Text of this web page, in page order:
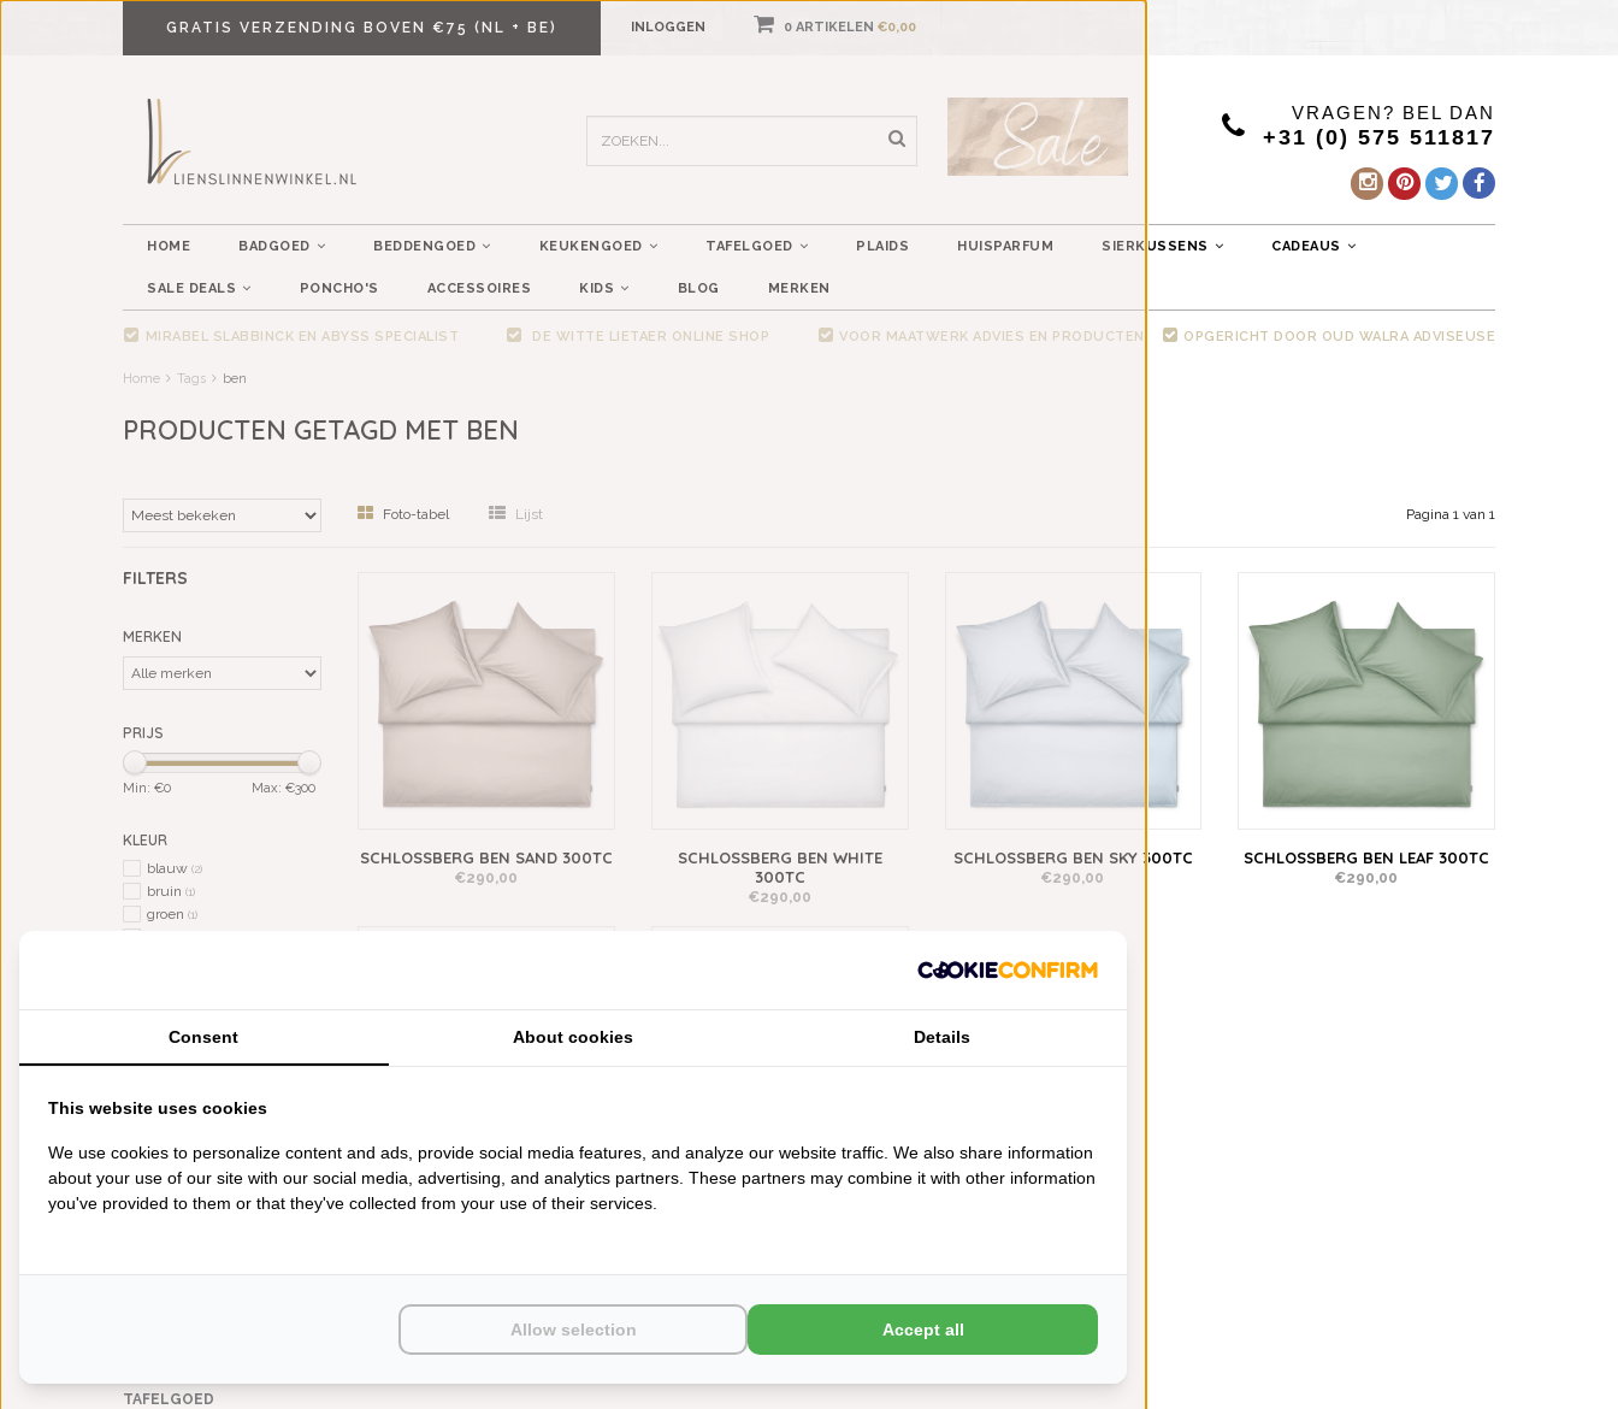
GRATIS VERZENDING BOVEN €75 (NL + BE) INLOGGEN 0 ARTIKELEN €0,00
VRAGEN? BEL DAN
+31 (0) 575 511817
HOME BADGOED BEDDENGOED KEUKENGOED TAFELGOED PLAIDS HUISPARFUM SIERKUSSENS CADEAUS
SALE DEALS PONCHO'S ACCESSOIRES KIDS BLOG MERKEN
MIRABEL SLABBINCK EN ABYSS SPECIALIST DE WITTE LIETAER ONLINE SHOP VOOR MAATWERK ADVIES EN PRODUCTEN OPGERICHT DOOR OUD WALRA ADVISEUSE
Home Tags ben
PRODUCTEN GETAGD MET BEN
Foto-tabel Lijst Pagina 1 van 1
FILTERS
MERKEN
PRIJS
Min: €0 Max: €300
KLEUR
blauw (2)
bruin (1)
groen (1)
zand / beige
200 (2 persoons)
260 (extra breed)(6)
MATERIAAL
TAFELGOED
SCHLOSSBERG BEN SAND 300TC
€290,00
SCHLOSSBERG BEN WHITE
300TC
€290,00
SCHLOSSBERG BEN SKY 300TC
€290,00
SCHLOSSBERG BEN LEAF 300TC
€290,00
SCHLOSSBERG BEN INK 300TC
Consent About cookies Details
This website uses cookies
We use cookies to personalize content and ads, provide social media features, and analyze our website traffic. We also share information
about your use of our site with our social media, advertising, and analytics partners. These partners may combine it with other information
you've provided to them or that they've collected from your use of their services.
Allow selection Accept all